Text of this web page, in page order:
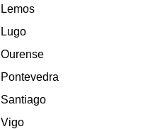
Lemos
Lugo
Ourense
Pontevedra
Santiago
Vigo